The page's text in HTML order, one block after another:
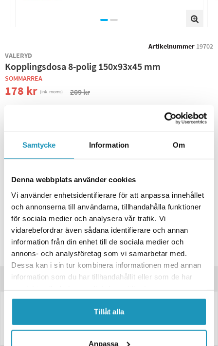
Samtycke Information Om
Denna webbplats använder cookies
Vi använder enhetsidentifierare för att anpassa innehållet
och annonserna till användarna, tillhandahålla funktioner
för sociala medier och analysera vår trafik. Vi
vidarebefordrar även sådana identifierare och annan
information från din enhet till de sociala medier och
annons- och analysföretag som vi samarbetar med.
Dessa kan i sin tur kombinera informationen med annan
information som du har tillhandahållit eller som de har
Tillåt alla
Anpassa
Artikelnummer 19702
VALERYD
Kopplingsdosa 8-polig 150x93x45 mm
SOMMARREA
178 kr (ink. moms) 209 kr
+ LÄGG I KUNDVAGN
Skickas inom 4-6 Arbetsdagar
BUTIKSLAGER
Lägsta pris de senaste 30-dagarna:178 kr
Leverans- & Returinformation
Spara produkt
Frågor om produkten?
Produktinformation
Kopplingsdosa 8-polig – 150×93×45 mm
Rymlig och hållbar kopplingsdosa med 8 anslutningar under locket